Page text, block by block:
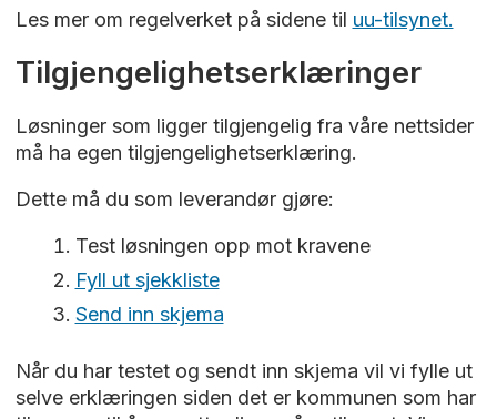
Les mer om regelverket på sidene til uu-tilsynet.
Tilgjengelighetserklæringer
Løsninger som ligger tilgjengelig fra våre nettsider
må ha egen tilgjengelighetserklæring.
Dette må du som leverandør gjøre:
Test løsningen opp mot kravene
Fyll ut sjekkliste
Send inn skjema
Når du har testet og sendt inn skjema vil vi fylle ut
selve erklæringen siden det er kommunen som har